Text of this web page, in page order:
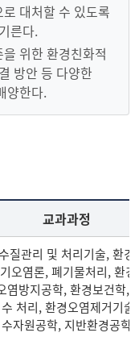
대처할 수 있도록
른다.
위한 환경친화적
방안 등 다양한
양한다.
교과과정
질관리 및 처리기술, 환
오염론, 폐기물처리, 환
염방지공학, 환경보건학,
처리, 환경오염제거기
수자원공학, 지반환경공학